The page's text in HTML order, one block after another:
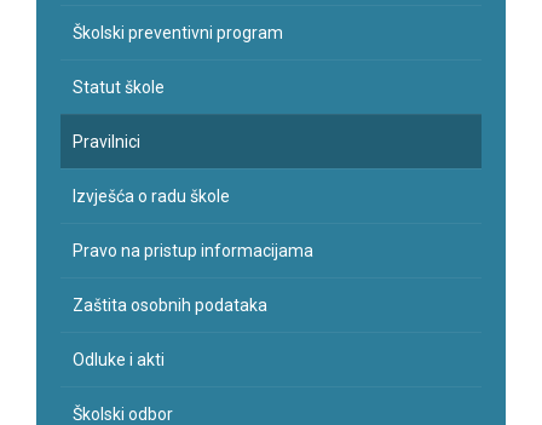
Školski preventivni program
Statut škole
Pravilnici
Izvješća o radu škole
Pravo na pristup informacijama
Zaštita osobnih podataka
Odluke i akti
Školski odbor